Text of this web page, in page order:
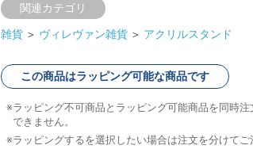
関連カテゴリ
雑貨 ＞ ヴィレヴァン雑貨 ＞ アクリルスタンド
この商品はラッピング可能な商品です
ラッピング不可商品とラッピング可能商品を同時
できません。
ラッピングするを選択したい場合は注文を分けてご